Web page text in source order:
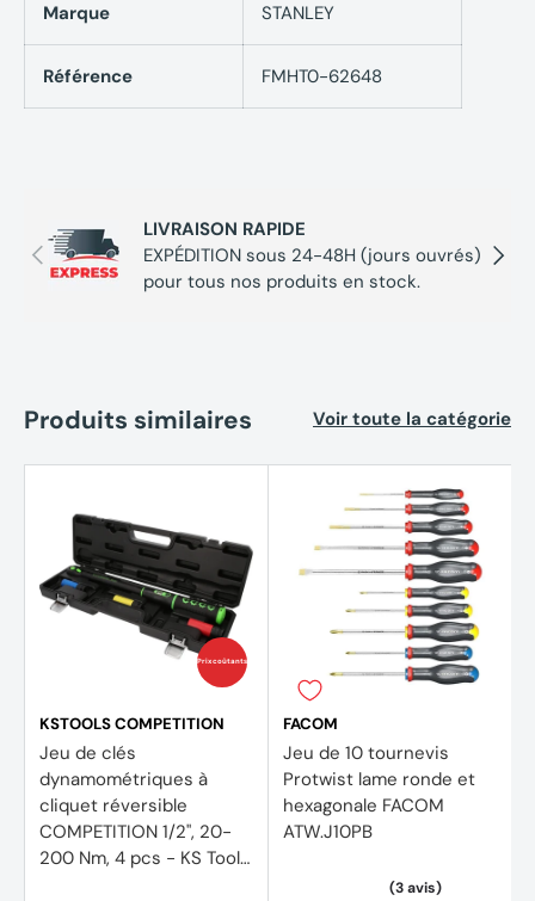
Marque STANLEY
Référence FMHT0-62648
Précédent
LIVRAISON RAPIDE
EXPÉDITION sous 24-48H (jours ouvrés)
pour tous nos produits en stock.
Produits similaires Voir toute la catégorie
Prix coûtants
KSTOOLS COMPETITION
Jeu de clés
dynamométriques à
cliquet réversible
COMPETITION 1/2", 20-
200 Nm, 4 pcs - KS Tools
FACOM
Jeu de 10 tournevis
Protwist lame ronde et
hexagonale FACOM
ATW.J10PB